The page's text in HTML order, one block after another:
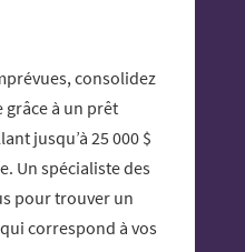
consolidez
grâce à un prêt
jusqu’à 25 000 $
Un spécialiste des
pour trouver un
correspond à vos